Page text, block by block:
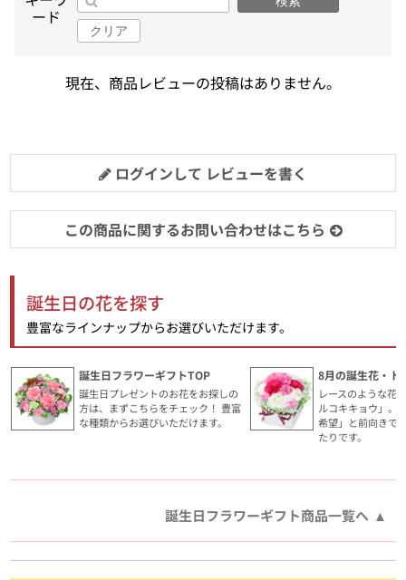
ード
クリア
現在、商品レビューの投稿はありません。
ログインして レビューを書く
この商品に関するお問い合わせはこちら
誕生日の花を探す
豊富なラインナップからお選びいただけます。
誕生日フラワーギフトTOP
誕生日プレゼントのお花をお探しの
方は、まずこちらをチェック！ 豊富
な種類からお選びいただけます。
8月の誕生花・ト
レースのような花
ルコキキョウ」。
希望」と前向きで
たりです。
誕生日フラワーギフト商品一覧へ